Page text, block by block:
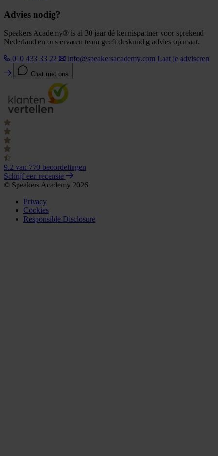
Advies nodig?
Speakers Academy® is al 30 jaar dé kennispartner voor sprekend
Nederland en ons ervaren team geeft deskundig advies op maat.
010 433 33 22
info@speakersacademy.com Laat je adviseren
Chat met ons
9.2 van 770 beoordelingen
Schrijf een recensie
© Speakers Academy 2026
Privacy
Cookies
Responsible Disclosure